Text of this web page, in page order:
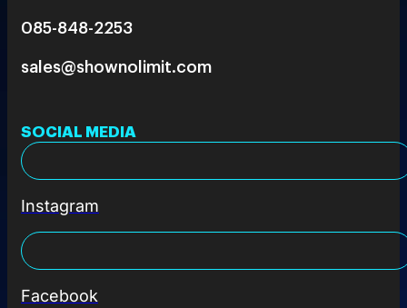
085-848-2253
sales@shownolimit.com
SOCIAL MEDIA
Instagram
Facebook